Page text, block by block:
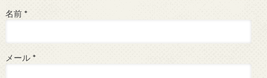
名前 *
メール *